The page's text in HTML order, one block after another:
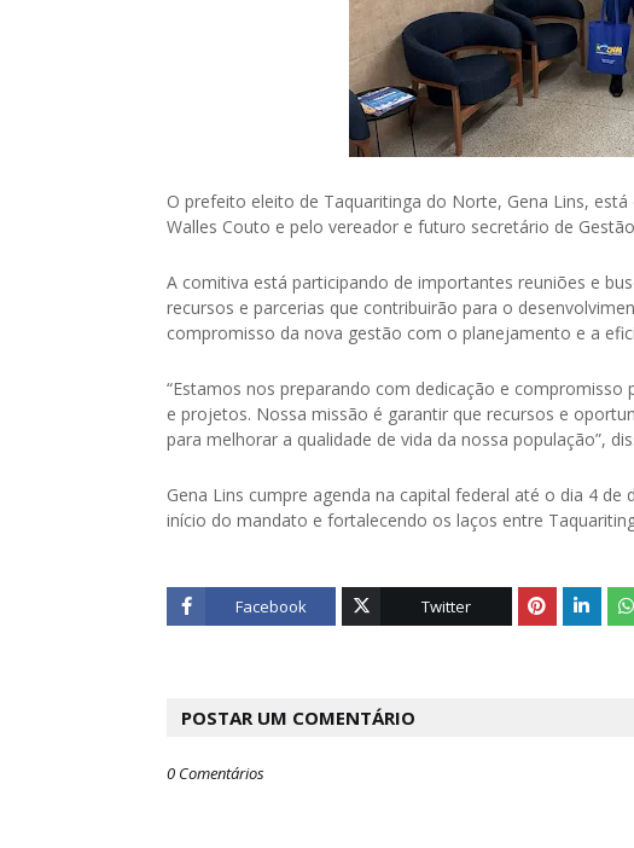
O prefeito eleito de Taquaritinga do Norte, Gena Lins,
Walles Couto e pelo vereador e futuro secretário de
A comitiva está participando de importantes reuniões e
recursos e parcerias que contribuirão para o
compromisso da nova gestão com o planejamento e a
“Estamos nos preparando com dedicação e
e projetos. Nossa missão é garantir que recursos e
para melhorar a qualidade de vida da nossa população”,
Gena Lins cumpre agenda na capital federal até o dia 4
início do mandato e fortalecendo os laços entre
Facebook Twitter
POSTAR UM COMENTÁRIO
0 Comentários